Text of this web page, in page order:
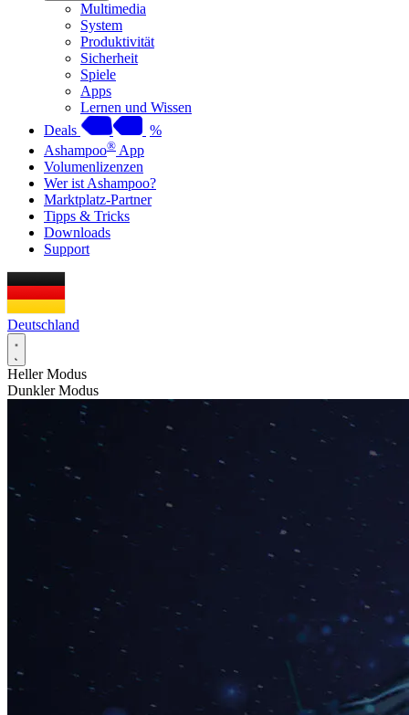
Multimedia
System
Produktivität
Sicherheit
Spiele
Apps
Lernen und Wissen
Deals
%
Ashampoo® App
Volumenlizenzen
Wer ist Ashampoo?
Marktplatz-Partner
Tipps & Tricks
Downloads
Support
Deutschland
Heller Modus
Dunkler Modus